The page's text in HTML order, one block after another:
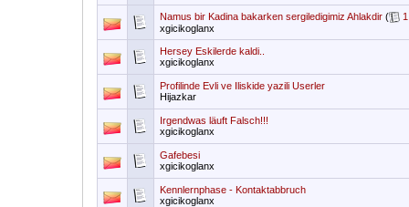
Namus bir Kadina bakarken sergiledigimiz Ahlakdir (
1
xgicikoglanx
Hersey Eskilerde kaldi..
xgicikoglanx
Profilinde Evli ve Iliskide yazili Userler
Hijazkar
Irgendwas läuft Falsch!!!
xgicikoglanx
Gafebesi
xgicikoglanx
Kennlernphase - Kontaktabbruch
xgicikoglanx